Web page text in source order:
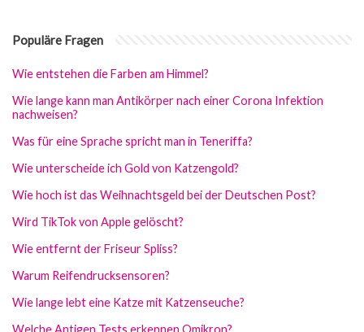
Populäre Fragen
Wie entstehen die Farben am Himmel?
Wie lange kann man Antikörper nach einer Corona Infektion
nachweisen?
Was für eine Sprache spricht man in Teneriffa?
Wie unterscheide ich Gold von Katzengold?
Wie hoch ist das Weihnachtsgeld bei der Deutschen Post?
Wird TikTok von Apple gelöscht?
Wie entfernt der Friseur Spliss?
Warum Reifendrucksensoren?
Wie lange lebt eine Katze mit Katzenseuche?